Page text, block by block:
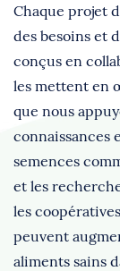
Chaque projet
des besoins et
conçus en
les mettent en
que nous
connaissances
semences
et les
les
peuvent
aliments sains